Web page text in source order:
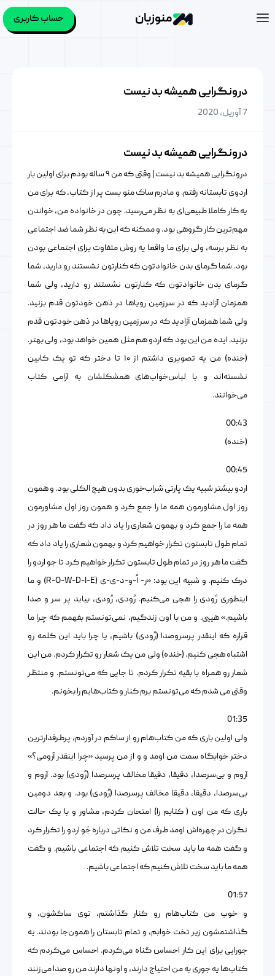
منوزبان حساب کاربری
درونگرایی همیشه بد نیست
7 آوریل, 2020
درونگرایی همیشه بد نیست
درونگرایی همیشه بد نیست | وقتی که من ۹ ساله بودم برای اولین بار
اردوی تابستانه رفتم. و مادرم ساک منو بست پر از کتاب، که برای من
یه کار کاملا طبیعی‌ای به نظر می‌رسید. چون در خانواده من، خواندن
مهم‌ترین کار گروهی بود. و ممکنه که این به نظر شما ضد اجتماعی
به نظر برسه، ولی برای ما واقعا یه روش متفاوت برای اجتماعی بودن
بود. شما گرمای بدن خانوادتون که کنارتون نشستند رو دارید، شما
گرمای بدن خانوادتون که کنارتون نشستند رو دارید، ولی شما
همزمان آزادید که در سرزمین رویاها در ذهن خودتون قدم بزنید.
ولی شما همزمان آزادید که در سرزمین رویاها در ذهن خودتون قدم
بزنید. ایده من این بود که اردو هم مثل همین خواهد بود، ولی بهتر.
(خنده) من یه تصویری داشتم از ۱۰ تا دختر که تو یک کابین
نشسته‌اند و با لباس‌خواب‌های همشکلشان به آرامی کتاب‌
می‌خوانند.
00:43
(خنده)
00:45
اردو بیشتر شبیه یک پارتی شراب‌خوری بدون هیچ الکلی بود. و همون
روز اول مشاورمون همه ما را جمع کرد و همون روز اول مشاورمون
همه ما را جمع کرد و بهمون شعاری را یاد داد که گفت ما هر روز در
تمام طول تابستون تکرار خواهیم کرد و بهمون شعاری را یاد داد که
گفت ما هر روز در تمام طول تابستون تکرار خواهیم کرد تا جو اردو را
درک کنیم. و شبیه این بود: «ر- اُ-و-د-ی-ی (R-O-W-D-I-E) و ما
اینطوری رُودی را هجی می‌کنیم. رُودی، رُودی، بیاید پر سر و صدا
باشیم.» هییی. و من با اون زندگیم، نمی‌تونستم بفهمم که چرا ما
قراره که اینقدر پرسروصدا (رُودی) باشیم، یا چرا باید این کلمه رو
اشتباه هجی کنیم. (خنده) ولی من یک شعار رو تکرار کردم. من این
شعار رو همراه با بقیه تکرار کردم. تا جایی که می‌تونستم. و منتظر
وقتی می شدم که می‌تونستم برم کنار و کتاب‌هایم را بخونم.
01:35
ولی اولین باری که من کتاب‌هام رو از ساکم در آوردم، پرطرفدارترین
دختر خوابگاه سمت من اومد و و از من پرسید «چرا اینقدر آرومی؟»
آروم و بی‌سرصدا، دقیقا، دقیقا مخالف پرسرصدا (رُودی) بود. آروم و
بی‌سرصدا، دقیقا، دقیقا مخالف پرسرصدا (رُودی) بود. و بعد دومین
باری که من اون ( کتابم را) امتحان کردم، مشاور و با یک حالت
نگران در چهره‌اش اومد طرف من و نکاتی درباره جَو اردو را تکرار کرد
و گفت همه ما باید سخت تلاش کنیم که اجتماعی باشیم. و گفت
همه ما باید سخت تلاش کنیم که اجتماعی باشیم.
01:57
و خوب من کتاب‌هام رو کنار گذاشتم، توی ساکشون، و
گذاشتمشون زیر تخت خوابم، و تمام تابستان را همون‌جا بودند. یه
جورایی برای این کار احساس گناه می‌کردم. احساس می‌کردم که
کتاب‌ها یه جوری به من احتیاج دارند، و اونها دارند من رو صدا می‌زنند